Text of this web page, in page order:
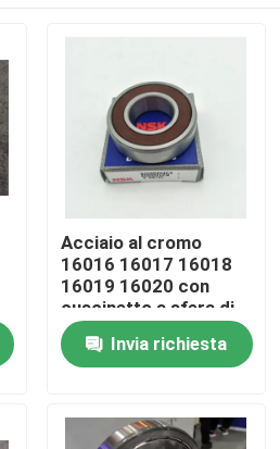
Acciaio al cromo
16016 16017 16018
16019 16020 con
cuscinetto a sfera di
GCr15
Invia richiesta